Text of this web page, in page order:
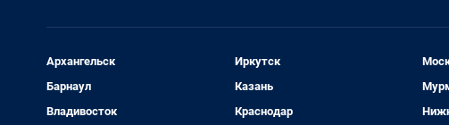
Архангельск
Барнаул
Владивосток
Иркутск
Казань
Краснодар